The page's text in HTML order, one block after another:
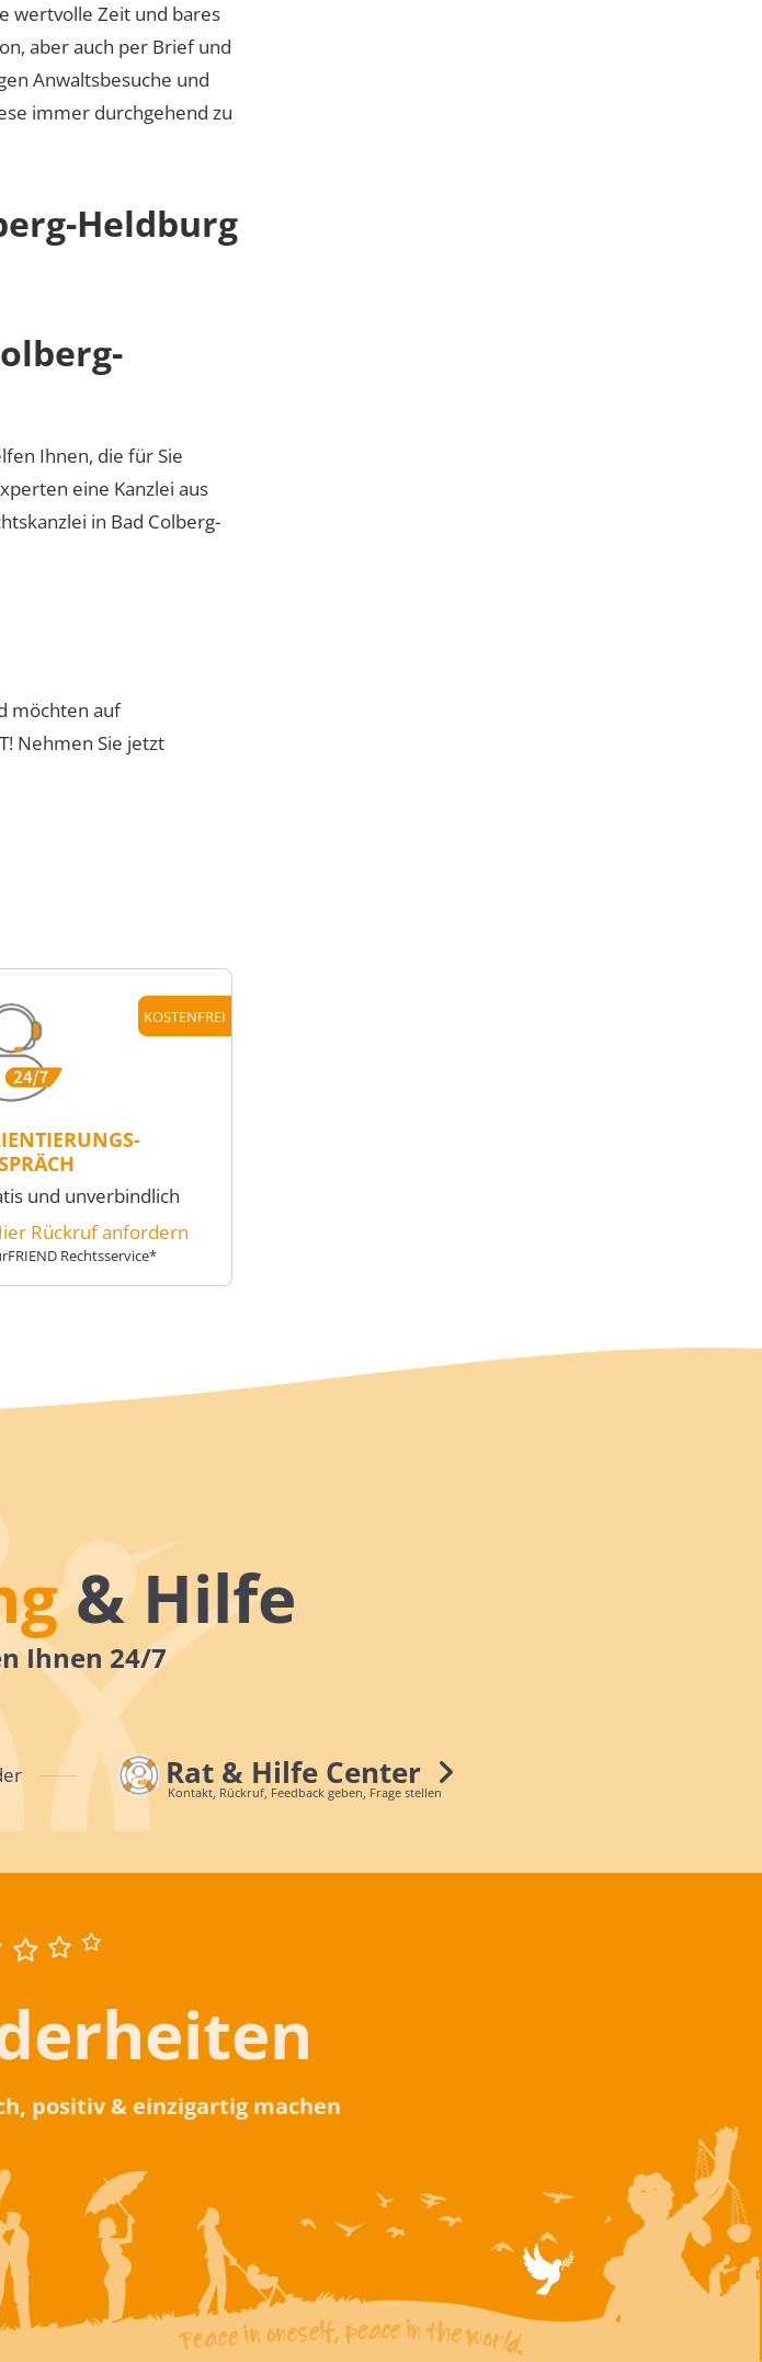
wertvolle Zeit und bares
aber auch per Brief und
Anwaltsbesuche und
immer durchgehend zu
Heldburg
Ihnen, die für Sie
eine Kanzlei aus
in Bad Colberg-
möchten auf
Nehmen Sie jetzt
KOSTENFREI
und unverbindlich
Rückruf anfordern
Rechtsservice*
& Hilfe
Ihnen 24/7
Rat & Hilfe Center
Kontakt, Rückruf, Feedback geben, Frage stellen
positiv & einzigartig machen